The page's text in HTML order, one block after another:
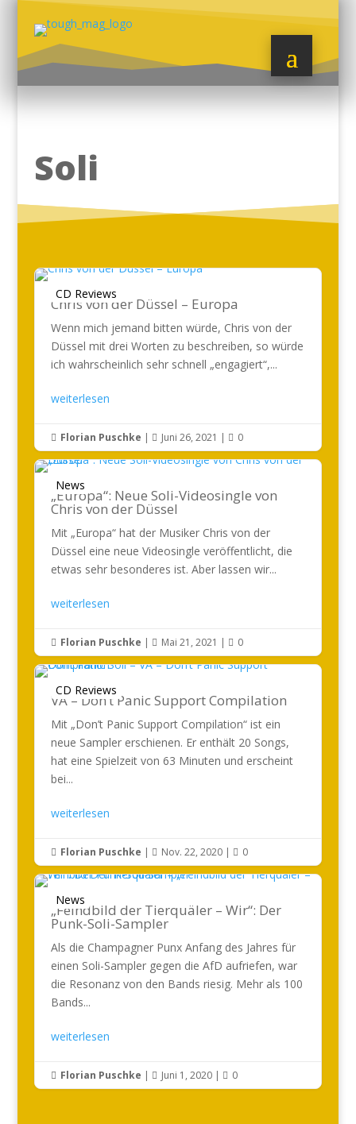
Soli
CD Reviews
Chris von der Düssel – Europa
Wenn mich jemand bitten würde, Chris von der
Düssel mit drei Worten zu beschreiben, so würde
ich wahrscheinlich sehr schnell „engagiert“,...
weiterlesen
 Florian Puschke |  Juni 26, 2021 |  0
News
„Europa“: Neue Soli-Videosingle von
Chris von der Düssel
Mit „Europa“ hat der Musiker Chris von der
Düssel eine neue Videosingle veröffentlicht, die
etwas sehr besonderes ist. Aber lassen wir...
weiterlesen
 Florian Puschke |  Mai 21, 2021 |  0
CD Reviews
VA – Don’t Panic Support Compilation
Mit „Don’t Panic Support Compilation“ ist ein
neue Sampler erschienen. Er enthält 20 Songs,
hat eine Spielzeit von 63 Minuten und erscheint
bei...
weiterlesen
 Florian Puschke |  Nov. 22, 2020|  0
News
„Feindbild der Tierquäler – Wir“: Der
Punk-Soli-Sampler
Als die Champagner Punx Anfang des Jahres für
einen Soli-Sampler gegen die AfD aufriefen, war
die Resonanz von den Bands riesig. Mehr als 100
Bands...
weiterlesen
 Florian Puschke |  Juni 1, 2020|  0